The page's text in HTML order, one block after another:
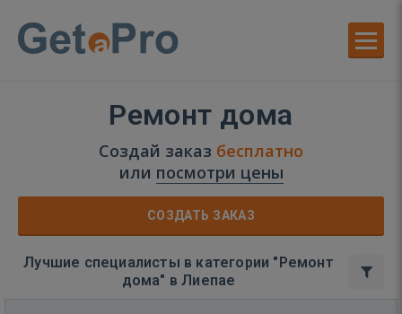
Ремонт дома
Создай заказ бесплатно
или посмотри цены
СОЗДАТЬ ЗАКАЗ
Лучшие специалисты в категории "Ремонт
дома" в Лиепае